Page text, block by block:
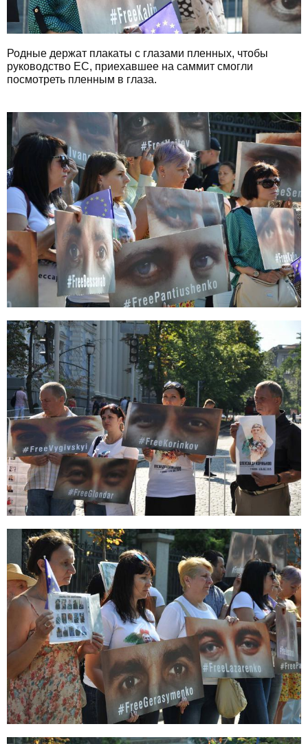
Родные держат плакаты с глазами пленных, чтобы
руководство ЕС, приехавшее на саммит смогли
посмотреть пленным в глаза.